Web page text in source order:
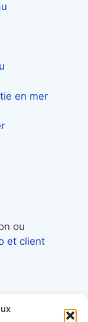
en mer
ou
et client